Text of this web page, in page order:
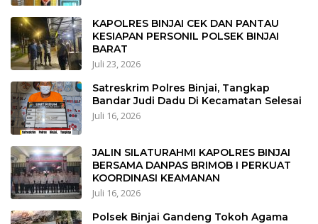
KAPOLRES BINJAI CEK DAN PANTAU
KESIAPAN PERSONIL POLSEK BINJAI
BARAT
Juli 23, 2026
Satreskrim Polres Binjai, Tangkap
Bandar Judi Dadu Di Kecamatan Selesai
Juli 16, 2026
JALIN SILATURAHMI KAPOLRES BINJAI
BERSAMA DANPAS BRIMOB I PERKUAT
KOORDINASI KEAMANAN
Juli 16, 2026
Polsek Binjai Gandeng Tokoh Agama